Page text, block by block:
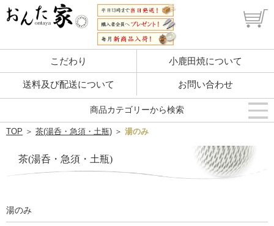
こだわり 小鹿田焼について
送料及び配送について お問い合わせ
TOP ＞ 茶(湯呑・急須・土瓶) ＞ 湯のみ
茶(湯呑・急須・土瓶)
湯のみ
商品カテゴリーから検索